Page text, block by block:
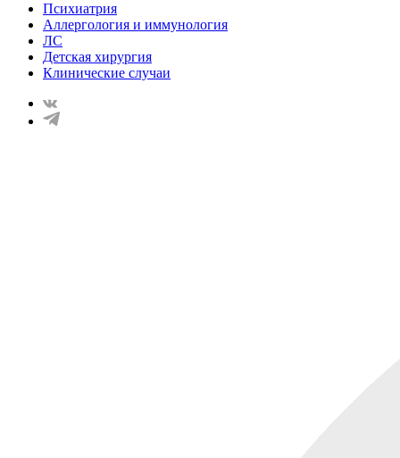
Психиатрия
Аллергология и иммунология
ЛС
Детская хирургия
Клинические случаи